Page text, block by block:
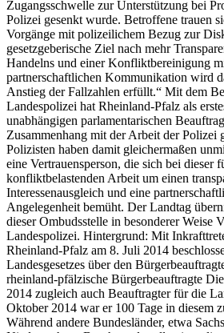
Zugangsschwelle zur Unterstützung bei
Polizei gesenkt wurde. Betroffene trauen
Vorgänge mit polizeilichem Bezug zur
gesetzgeberische Ziel nach mehr
Handelns und einer Konfliktbereinigung
partnerschaftlichen Kommunikation wird
Anstieg der Fallzahlen erfüllt.“ Mit dem
Landespolizei hat Rheinland-Pfalz als
unabhängigen parlamentarischen
Zusammenhang mit der Arbeit der Polizei
Polizisten haben damit gleichermaßen
eine Vertrauensperson, die sich bei dieser
konfliktbelastenden Arbeit um einen
Interessenausgleich und eine
Angelegenheit bemüht. Der Landtag
dieser Ombudsstelle in besonderer Weise
Landespolizei. Hintergrund: Mit
Rheinland-Pfalz am 8. Juli 2014
Landesgesetzes über den
rheinland-pfälzische Bürgerbeauftragte
2014 zugleich auch Beauftragter für die
Oktober 2014 war er 100 Tage in diesem
Während andere Bundesländer, etwa